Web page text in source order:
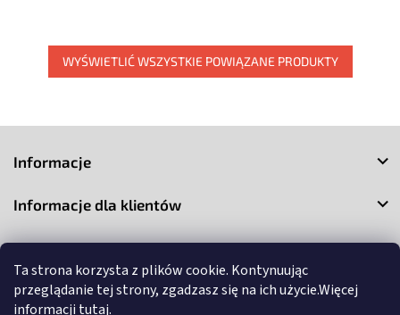
Ta strona korzysta z plików cookie. Kontynuując
przeglądanie tej strony, zgadzasz się na ich użycie.Więcej
informacji tutaj.
WYŚWIETLIĆ WSZYSTKIE POWIĄZANE PRODUKTY
Informacje
Informacje dla klientów
Kontakt